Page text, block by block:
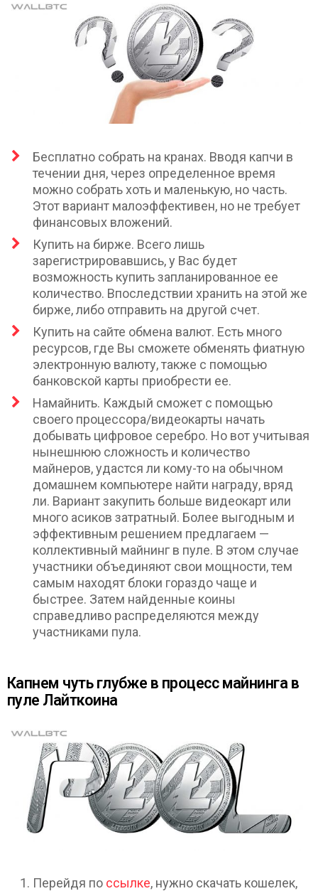
Бесплатно собрать на кранах. Вводя капчи в
течении дня, через определенное время
можно собрать хоть и маленькую, но часть.
Этот вариант малоэффективен, но не требует
финансовых вложений.
Купить на бирже. Всего лишь
зарегистрировавшись, у Вас будет
возможность купить запланированное ее
количество. Впоследствии хранить на этой же
бирже, либо отправить на другой счет.
Купить на сайте обмена валют. Есть много
ресурсов, где Вы сможете обменять фиатную
электронную валюту, также с помощью
банковской карты приобрести ее.
Намайнить. Каждый сможет с помощью
своего процессора/видеокарты начать
добывать цифровое серебро. Но вот учитывая
нынешнюю сложность и количество
майнеров, удастся ли кому-то на обычном
домашнем компьютере найти награду, вряд
ли. Вариант закупить больше видеокарт или
много асиков затратный. Более выгодным и
эффективным решением предлагаем —
коллективный майнинг в пуле. В этом случае
участники объединяют свои мощности, тем
самым находят блоки гораздо чаще и
быстрее. Затем найденные коины
справедливо распределяются между
участниками пула.
Капнем чуть глубже в процесс майнинга в
пуле Лайткоина
Перейдя по ссылке, нужно скачать кошелек,